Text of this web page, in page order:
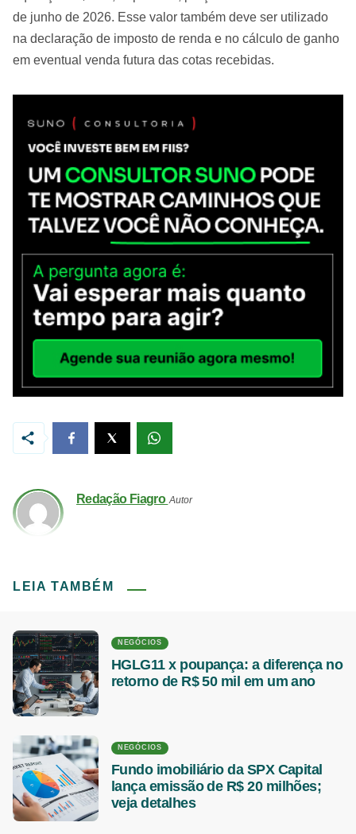
de junho de 2026. Esse valor também deve ser utilizado
na declaração de imposto de renda e no cálculo de ganho
em eventual venda futura das cotas recebidas.
Redação Fiagro Autor
LEIA TAMBÉM
NEGÓCIOS
HGLG11 x poupança: a diferença no
retorno de R$ 50 mil em um ano
NEGÓCIOS
Fundo imobiliário da SPX Capital
lança emissão de R$ 20 milhões;
veja detalhes